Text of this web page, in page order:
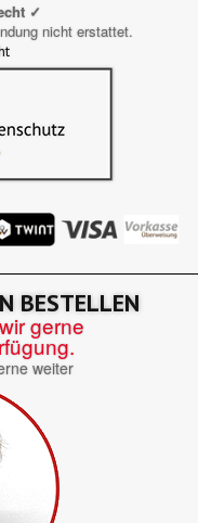
✓
nicht erstattet.
BESTELLEN
gerne
weiter